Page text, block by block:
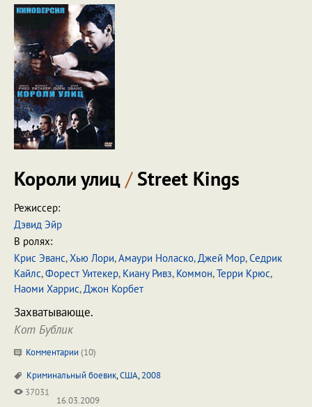
Короли улиц/Street Kings
Режиссер:
Дэвид Эйр
В ролях:
Крис Эванс,Хью Лори,Амаури Ноласко,Джей Мор,Седрик
Кайлс,Форест Уитекер, Киану Ривз, Коммон,Терри Крюс,
Наоми Харрис,Джон Корбет
Захватывающе.
Кот Бублик
Комментарии (10)
Криминальный боевик,США,2008
37031
16.03.2009